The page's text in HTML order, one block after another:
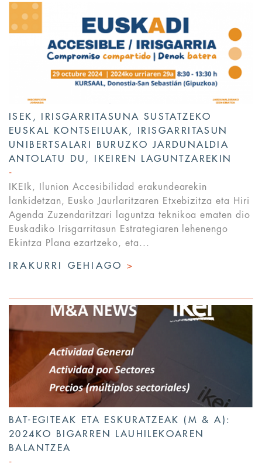
ISEK, IRISGARRITASUNA SUSTATZEKO
EUSKAL KONTSEILUAK, IRISGARRITASUN
UNIBERTSALARI BURUZKO JARDUNALDIA
ANTOLATU DU, IKEIREN LAGUNTZAREKIN
IKEIk, Ilunion Accesibilidad erakundearekin
lankidetzan, Eusko Jaurlaritzaren Etxebizitza eta Hiri
Agenda Zuzendaritzari laguntza teknikoa ematen dio
Euskadiko Irisgarritasun Estrategiaren lehenengo
Ekintza Plana ezartzeko, eta...
IRAKURRI GEHIAGO>
BAT-EGITEAK ETA ESKURATZEAK (M & A):
2024KO BIGARREN LAUHILEKOAREN
BALANTZEA